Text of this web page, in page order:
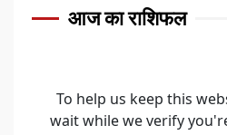
आज का राशिफल